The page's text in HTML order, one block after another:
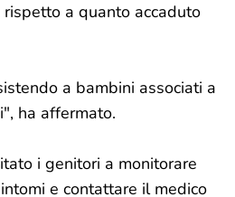
a quanto accaduto
a bambini associati a
ha affermato.
i genitori a monitorare
e contattare il medico